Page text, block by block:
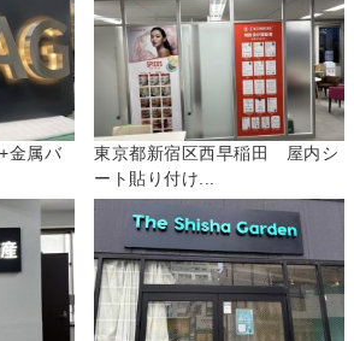
金属バ
東京都新宿区西早稲田 屋内シ
ート貼り付け...